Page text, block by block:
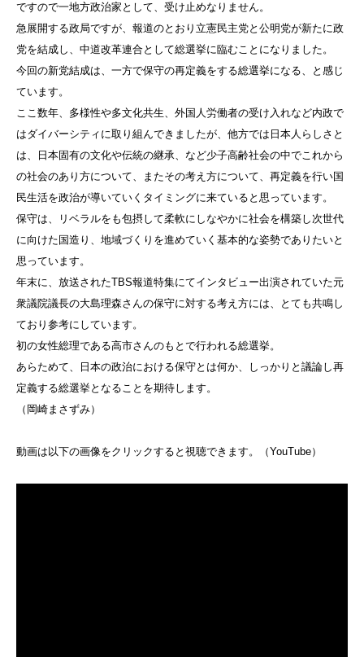
ですので一地方政治家として、受け止めなりません。
急展開する政局ですが、報道のとおり立憲民主党と公明党が新たに政
党を結成し、中道改革連合として総選挙に臨むことになりました。
今回の新党結成は、一方で保守の再定義をする総選挙になる、と感じ
ています。
ここ数年、多様性や多文化共生、外国人労働者の受け入れなど内政で
はダイバーシティに取り組んできましたが、他方では日本人らしさと
は、日本固有の文化や伝統の継承、など少子高齢社会の中でこれから
の社会のあり方について、またその考え方について、再定義を行い国
民生活を政治が導いていくタイミングに来ていると思っています。
保守は、リベラルをも包摂して柔軟にしなやかに社会を構築し次世代
に向けた国造り、地域づくりを進めていく基本的な姿勢でありたいと
思っています。
年末に、放送されたTBS報道特集にてインタビュー出演されていた元
衆議院議長の大島理森さんの保守に対する考え方には、とても共鳴し
ており参考にしています。
初の女性総理である高市さんのもとで行われる総選挙。
あらためて、日本の政治における保守とは何か、しっかりと議論し再
定義する総選挙となることを期待します。
（岡崎まさずみ）
動画は以下の画像をクリックすると視聴できます。（YouTube）